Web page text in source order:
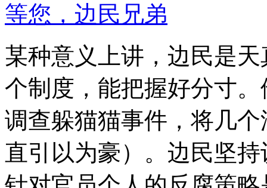
等您，边民兄弟
某种意义上讲，边民是
个制度，能把握好分寸
调查躲猫猫事件，将几
直引以为豪）。边民坚